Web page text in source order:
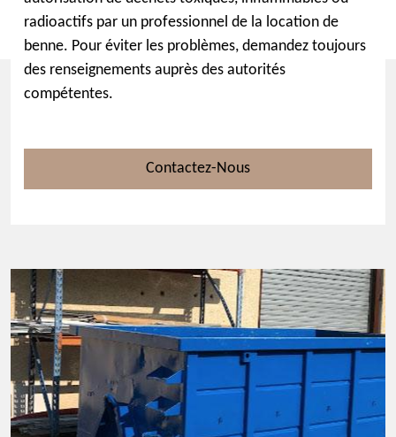
radioactifs par un professionnel de la location de
benne. Pour éviter les problèmes, demandez toujours
des renseignements auprès des autorités
compétentes.
Contactez-Nous